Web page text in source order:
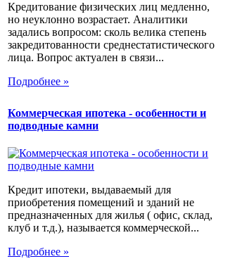
Кредитование физических лиц медленно,
но неуклонно возрастает. Аналитики
задались вопросом: сколь велика степень
закредитованности среднестатистического
лица. Вопрос актуален в связи...
Подробнее »
Коммерческая ипотека - особенности и
подводные камни
Кредит ипотеки, выдаваемый для
приобретения помещений и зданий не
предназначенных для жилья ( офис, склад,
клуб и т.д.), называется коммерческой...
Подробнее »